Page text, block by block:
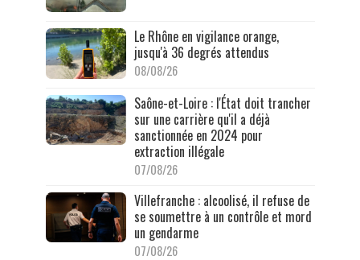
Le Rhône en vigilance orange,
jusqu'à 36 degrés attendus
08/08/26
Saône-et-Loire : l'État doit trancher
sur une carrière qu'il a déjà
sanctionnée en 2024 pour
extraction illégale
07/08/26
Villefranche : alcoolisé, il refuse de
se soumettre à un contrôle et mord
un gendarme
07/08/26